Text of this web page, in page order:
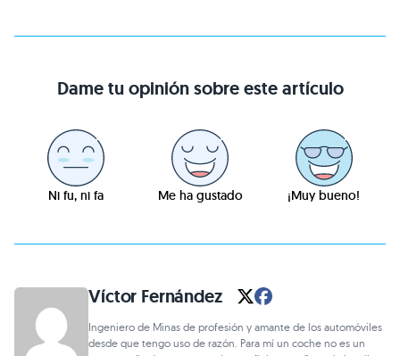
Dame tu opinión sobre este artículo
Ni fu, ni fa Me ha gustado ¡Muy bueno!
Víctor Fernández
Ingeniero de Minas de profesión y amante de los automóviles
desde que tengo uso de razón. Para mí un coche no es un